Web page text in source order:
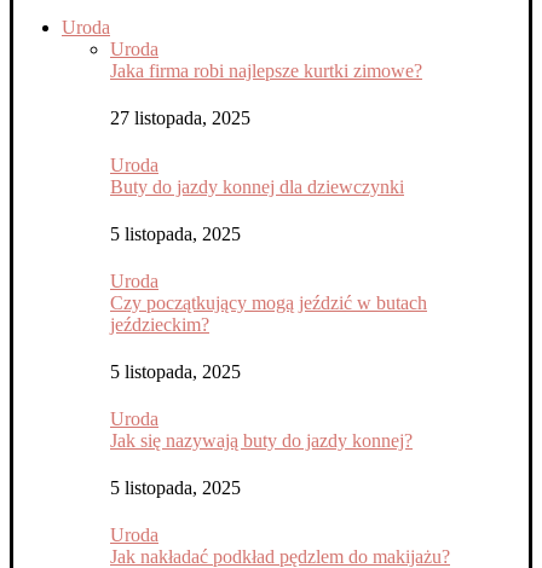
Uroda
Uroda
Jaka firma robi najlepsze kurtki zimowe?
27 listopada, 2025
Uroda
Buty do jazdy konnej dla dziewczynki
5 listopada, 2025
Uroda
Czy początkujący mogą jeździć w butach
jeździeckim?
5 listopada, 2025
Uroda
Jak się nazywają buty do jazdy konnej?
5 listopada, 2025
Uroda
Jak nakładać podkład pędzlem do makijażu?